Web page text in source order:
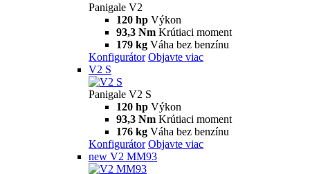
Panigale V2
120 hp Výkon
93,3 Nm Krútiaci moment
179 kg Váha bez benzínu
Konfigurátor Objavte viac
V2 S
Panigale V2 S
120 hp Výkon
93,3 Nm Krútiaci moment
176 kg Váha bez benzínu
Konfigurátor Objavte viac
new V2 MM93